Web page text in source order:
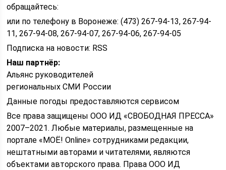
обращайтесь:
или по телефону в Воронеже: (473) 267-94-13, 267-94-
11, 267-94-08, 267-94-07, 267-94-06, 267-94-05
Подписка на новости: RSS
Наш партнёр:
Альянс руководителей
региональных СМИ России
Данные погоды предоставляются сервисом
Все права защищены ООО ИД «СВОБОДНАЯ ПРЕССА»
2007–2021. Любые материалы, размещенные на
портале «МОЁ! Online» сотрудниками редакции,
нештатными авторами и читателями, являются
объектами авторского права. Права ООО ИД